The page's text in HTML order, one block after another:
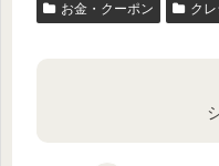
お金・クーポン ク